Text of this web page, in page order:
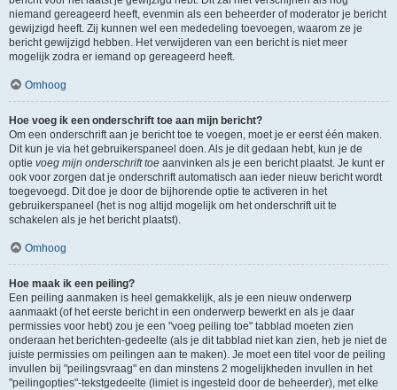
niemand gereageerd heeft, evenmin als een beheerder of moderator je bericht
gewijzigd heeft. Zij kunnen wel een mededeling toevoegen, waarom ze je
bericht gewijzigd hebben. Het verwijderen van een bericht is niet meer
mogelijk zodra er iemand op gereageerd heeft.
Omhoog
Hoe voeg ik een onderschrift toe aan mijn bericht?
Om een onderschrift aan je bericht toe te voegen, moet je er eerst één maken.
Dit kun je via het gebruikerspaneel doen. Als je dit gedaan hebt, kun je de
optie voeg mijn onderschrift toe aanvinken als je een bericht plaatst. Je kunt er
ook voor zorgen dat je onderschrift automatisch aan ieder nieuw bericht wordt
toegevoegd. Dit doe je door de bijhorende optie te activeren in het
gebruikerspaneel (het is nog altijd mogelijk om het onderschrift uit te
schakelen als je het bericht plaatst).
Omhoog
Hoe maak ik een peiling?
Een peiling aanmaken is heel gemakkelijk, als je een nieuw onderwerp
aanmaakt (of het eerste bericht in een onderwerp bewerkt en als je daar
permissies voor hebt) zou je een "voeg peiling toe" tabblad moeten zien
onderaan het berichten-gedeelte (als je dit tabblad niet kan zien, heb je niet de
juiste permissies om peilingen aan te maken). Je moet een titel voor de peiling
invullen bij "peilingsvraag" en dan minstens 2 mogelijkheden invullen in het
"peilingopties"-tekstgedeelte (limiet is ingesteld door de beheerder), met elke